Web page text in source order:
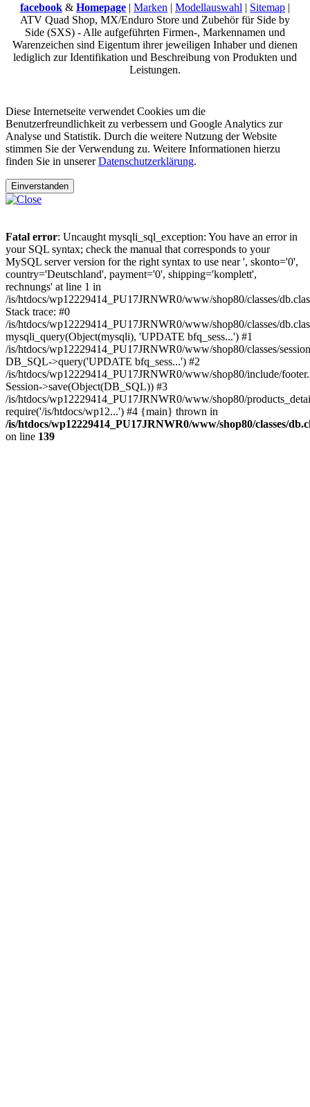
facebook & Homepage | Marken | Modellauswahl | Sitemap |
ATV Quad Shop, MX/Enduro Store und Zubehör für Side by
Side (SXS) - Alle aufgeführten Firmen-, Markennamen und
Warenzeichen sind Eigentum ihrer jeweiligen Inhaber und dienen
lediglich zur Identifikation und Beschreibung von Produkten und
Leistungen.
Diese Internetseite verwendet Cookies um die
Benutzerfreundlichkeit zu verbessern und Google Analytics zur
Analyse und Statistik. Durch die weitere Nutzung der Website
stimmen Sie der Verwendung zu. Weitere Informationen hierzu
finden Sie in unsererDatenschutzerklärung.
Einverstanden
Fatal error: Uncaught mysqli_sql_exception: You have an error in
your SQL syntax; check the manual that corresponds to your
MySQL server version for the right syntax to use near ', skonto='0',
country='Deutschland', payment='0', shipping='komplett',
rechnungs' at line 1 in
/is/htdocs/wp12229414_PU17JRNWR0/www/shop80/classes/
Stack trace: #0
/is/htdocs/wp12229414_PU17JRNWR0/www/shop80/classes/
mysqli_query(Object(mysqli), 'UPDATE bfq_sess...') #1
/is/htdocs/wp12229414_PU17JRNWR0/www/shop80/classes/
DB_SQL->query('UPDATE bfq_sess...') #2
/is/htdocs/wp12229414_PU17JRNWR0/www/shop80/include/
Session->save(Object(DB_SQL)) #3
/is/htdocs/wp12229414_PU17JRNWR0/www/shop80/
require('/is/htdocs/wp12...') #4 {main} thrown in
/is/htdocs/wp12229414_PU17JRNWR0/www/shop80/classes/
on line 139